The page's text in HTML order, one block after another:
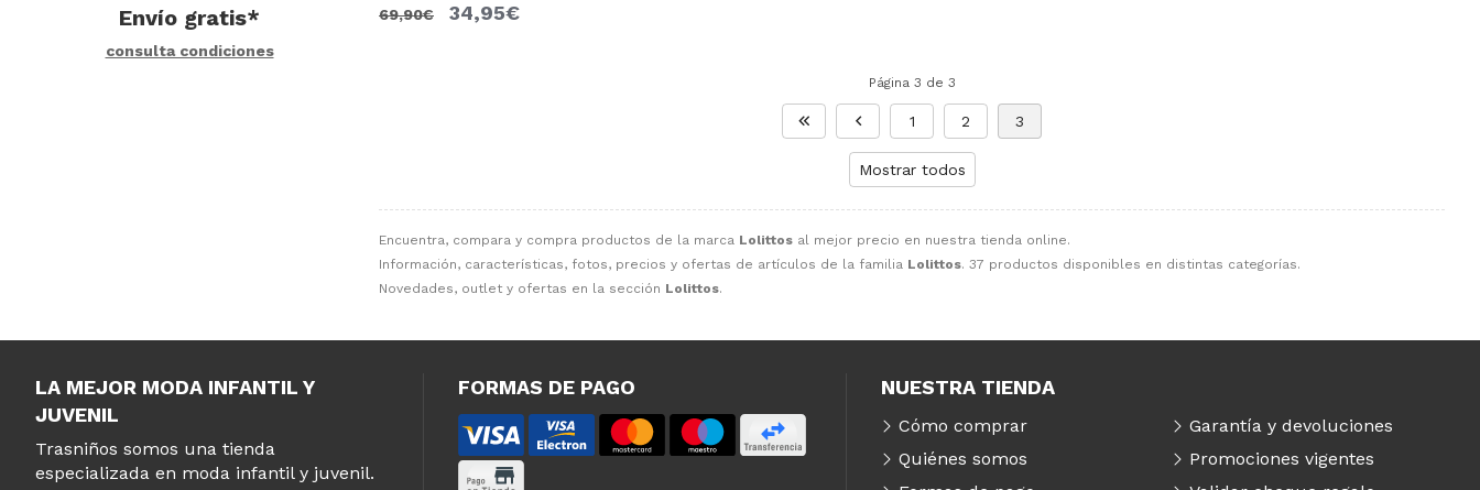
Encuentra, compara y compra productos de la marca Lolittos al mejor precio en nuestra tienda online.
Información, características, fotos, precios y ofertas de artículos de la familia Lolittos. 37 productos disponibles en distintas categorías.
Novedades, outlet y ofertas en la sección Lolittos.
69,90€
34,95€
Página 3 de 3
1 2 3
Mostrar todos
Envío gratis*
consulta condiciones
LA MEJOR MODA INFANTIL Y
JUVENIL
Trasniños somos una tienda
especializada en moda infantil y juvenil.
FORMAS DE PAGO NUESTRA TIENDA
Cómo comprar
Quiénes somos
Garantía y devoluciones
Promociones vigentes